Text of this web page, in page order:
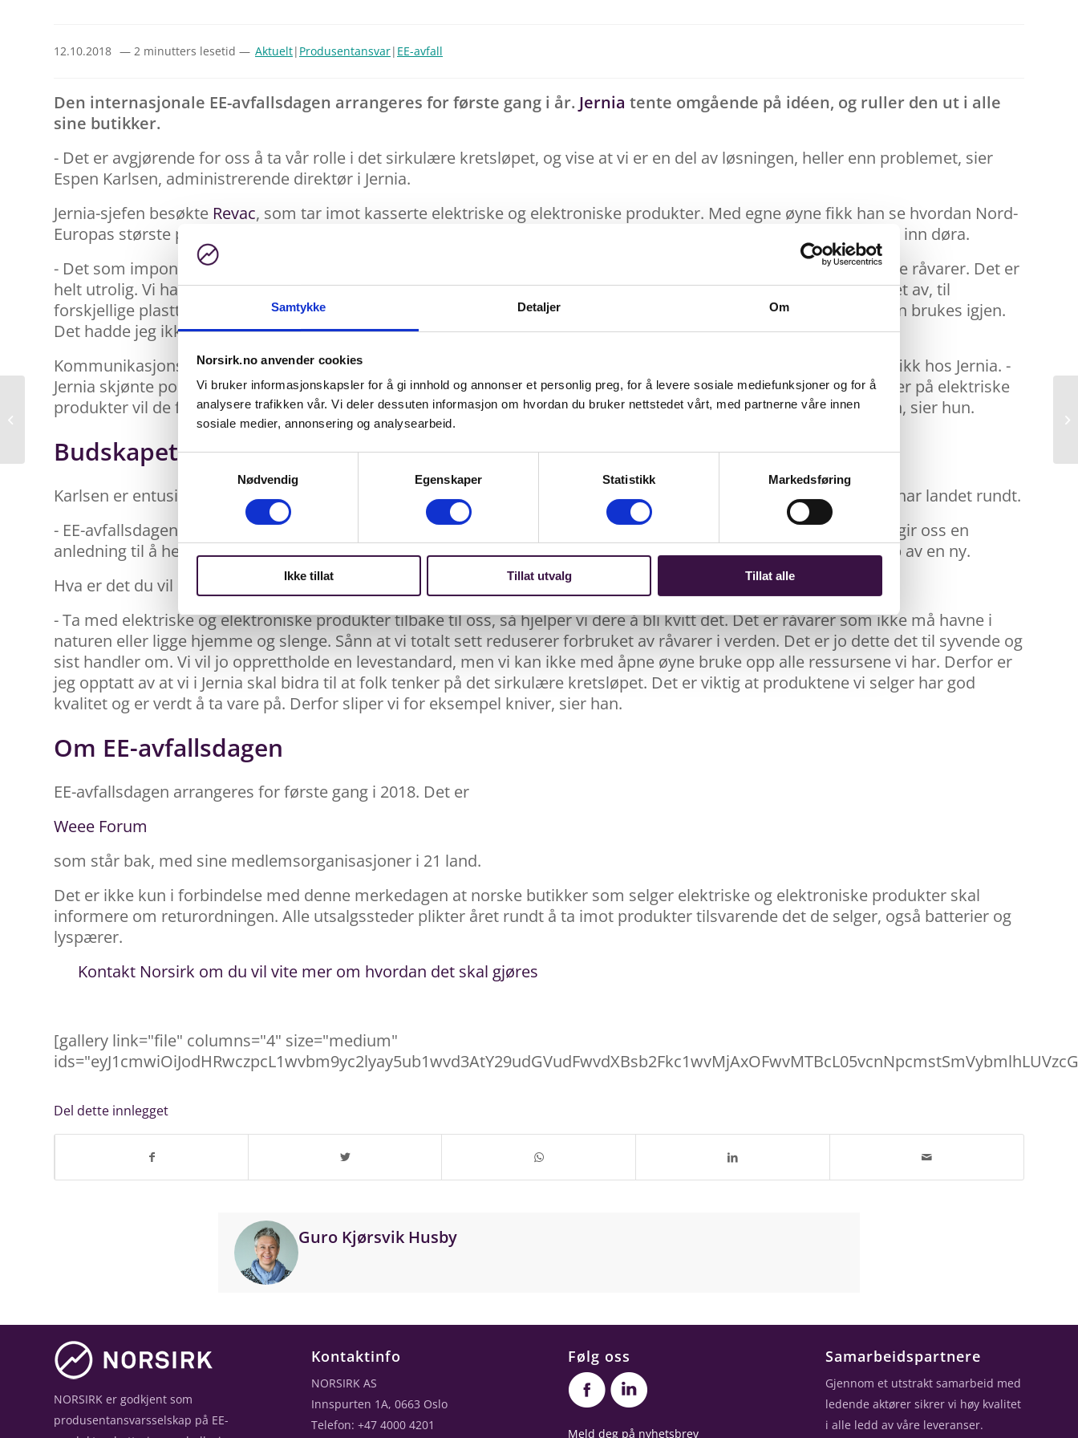
Samtykke Detaljer Om
Norsirk.no anvender cookies
Vi bruker informasjonskapsler for å gi innhold og annonser et personlig preg, for å levere sosiale mediefunksjoner og for å
analysere trafikken vår. Vi deler dessuten informasjon om hvordan du bruker nettstedet vårt, med partnerne våre innen
sosiale medier, annonsering og analysearbeid.
Nødvendig
Egenskaper Statistikk Markedsføring
Ikke tillat Tillat utvalg Tillat alle
12.10.2018 — 2 minutters lesetid — Aktuelt| Produsentansvar| EE-avfall
Den internasjonale EE-avfallsdagen arrangeres for første gang i år. Jernia tente omgående på idéen, og ruller den ut i alle
sine butikker.
- Det er avgjørende for oss å ta vår rolle i det sirkulære kretsløpet, og vise at vi er en del av løsningen, heller enn problemet, sier
Espen Karlsen, administrerende direktør i Jernia.
Jernia-sjefen besøkte Revac, som tar imot kasserte elektriske og elektroniske produkter. Med egne øyne fikk han se hvordan Nord-
Europas største på behandling og gjenvinning av EE-avfall, kan videreforedle og selge hele 87% av alt som kommer inn døra.
- Det som imponerer og overrasker meg mest med Revac er at de gjør om en så stor del av avfallet til nye, verdifulle råvarer. Det er
helt utrolig. Vi har fått følge avfallet fra det kommer inn som hele kaffetraktere og vaffeljern og får ledningen klippet av, til
forskjellige plasttyper og metaller står klare for videresalg. Det var nyttig å se med egne øyne at så godt som alt kan brukes igjen.
Det hadde jeg ikke forestilt meg, sier Espen Karlsen, administrerende direktør i Jernia.
Kommunikasjonsdirektør hos Norsirk, Guro K. Husby er glad for den umiddelbare oppslutningen EE-avfallsdagen fikk hos Jernia. -
Jernia skjønte poenget med én gang, og har jobba knallhardt fram mot 13. oktober. Med blant annet panteordninger på elektriske
produkter vil de få inn mye avfall, og i sin daglige kontakt med kundene kan gjør de en viktig jobb med informasjon, sier hun.
Budskapet
Karlsen er entusiastisk når han snakker om «International E-waste Day», som blir synlig i de 139 butikkene kjeden har landet rundt.
- EE-avfallsdagen er et fantastisk tiltak, og det var ikke vanskelig for oss å si at «Dette skal vi være med på!» Dagen gir oss en
anledning til å heve den fanen høyt, så vi bruker den i butikk, blant annet med kampanje med pant på drill ved kjøp av en ny.
Hva er det du vil si til Jernia-kundene med deltagelsen?
- Ta med elektriske og elektroniske produkter tilbake til oss, så hjelper vi dere å bli kvitt det. Det er råvarer som ikke må havne i
naturen eller ligge hjemme og slenge. Sånn at vi totalt sett reduserer forbruket av råvarer i verden. Det er jo dette det til syvende og
sist handler om. Vi vil jo opprettholde en levestandard, men vi kan ikke med åpne øyne bruke opp alle ressursene vi har. Derfor er
jeg opptatt av at vi i Jernia skal bidra til at folk tenker på det sirkulære kretsløpet. Det er viktig at produktene vi selger har god
kvalitet og er verdt å ta vare på. Derfor sliper vi for eksempel kniver, sier han.
Om EE-avfallsdagen
EE-avfallsdagen arrangeres for første gang i 2018. Det er
Weee Forum
som står bak, med sine medlemsorganisasjoner i 21 land.
Det er ikke kun i forbindelse med denne merkedagen at norske butikker som selger elektriske og elektroniske produkter skal
informere om returordningen. Alle utsalgssteder plikter året rundt å ta imot produkter tilsvarende det de selger, også batterier og
lyspærer.
Kontakt Norsirk om du vil vite mer om hvordan det skal gjøres
[gallery link="file" columns="4" size="medium"
Del dette innlegget
Guro Kjørsvik Husby
Innovasjon for å hente
NORSIRK er godkjent som
produsentansvarsselskap på EE-
Kontaktinfo
NORSIRK AS
Innspurten 1A, 0663 Oslo
Telefon: +47 4000 4201
Følg oss
Meld deg på nyhetsbrev
Samarbeidspartnere
Gjennom et utstrakt samarbeid med
ledende aktører sikrer vi høy kvalitet
i alle ledd av våre leveranser.